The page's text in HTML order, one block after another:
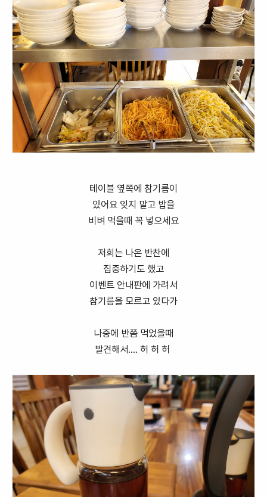
테이블 옆쪽에 참기름이
있어요 잊지 말고 밥을
비벼 먹을때 꼭 넣으세요
저희는 나온 반찬에
집중하기도 했고
이벤트 안내판에 가려서
참기름을 모르고 있다가
나중에 반쯤 먹었을때
발견해서.... 허 허 허